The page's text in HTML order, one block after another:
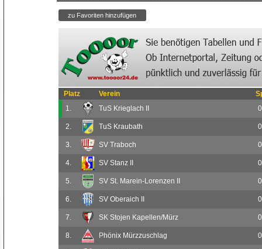
Platz Verein
1.
TuS Krieglach II 0
2. TuS Kraubath 0
3. SV Traboch 0
4. SV Stanz II 0
5. SV St. Marein-Lorenzen II 0
6. SV Oberaich II 0
7. SK Stojen Kapellen/Mürz 0
8. Phönix Mürzzuschlag 0